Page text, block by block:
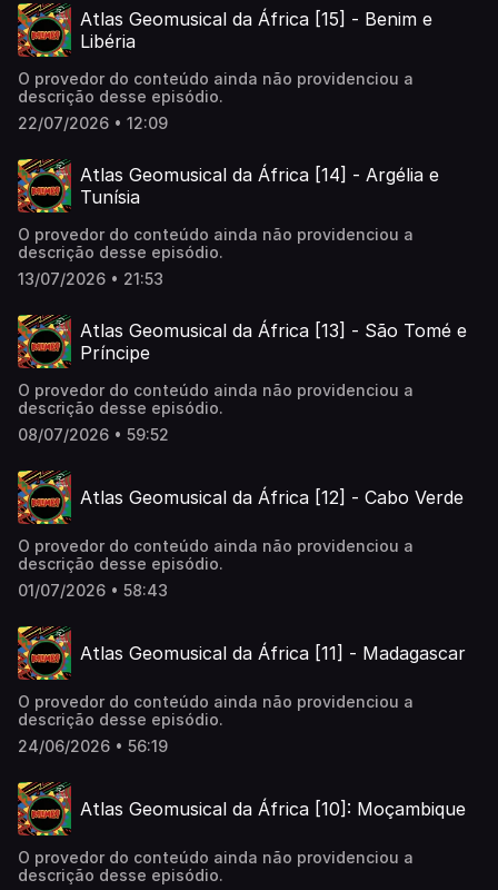
Atlas Geomusical da África [15] - Benim e
Libéria
O provedor do conteúdo ainda não providenciou a
descrição desse episódio.
22/07/2026 • 12:09
Atlas Geomusical da África [14] - Argélia e
Tunísia
O provedor do conteúdo ainda não providenciou a
descrição desse episódio.
13/07/2026 • 21:53
Atlas Geomusical da África [13] - São Tomé e
Príncipe
O provedor do conteúdo ainda não providenciou a
descrição desse episódio.
08/07/2026 • 59:52
Atlas Geomusical da África [12] - Cabo Verde
O provedor do conteúdo ainda não providenciou a
descrição desse episódio.
01/07/2026 • 58:43
Atlas Geomusical da África [11] - Madagascar
O provedor do conteúdo ainda não providenciou a
descrição desse episódio.
24/06/2026 • 56:19
Atlas Geomusical da África [10]: Moçambique
O provedor do conteúdo ainda não providenciou a
descrição desse episódio.